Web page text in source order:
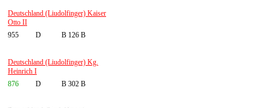
Deutschland (Liudolfinger) Kaiser
Otto II
955
D B 126 B
Deutschland (Liudolfinger) Kg.
Heinrich I
876
D B 302 B